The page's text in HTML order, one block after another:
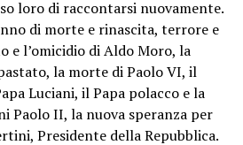
loro di raccontarsi nuovamente.
di morte e rinascita, terrore e
e l’omicidio di Aldo Moro, la
la morte di Paolo VI, il
Luciani, il Papa polacco e la
Paolo II, la nuova speranza per
Presidente della Repubblica.